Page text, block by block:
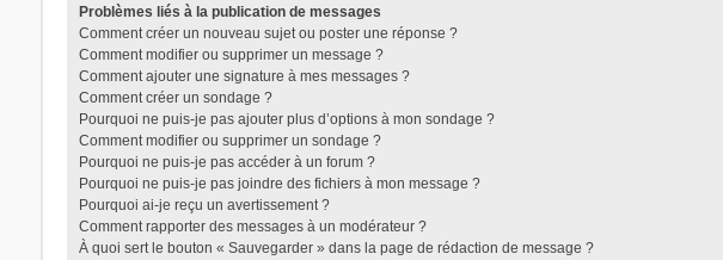
Problèmes liés à la publication de messages
Comment créer un nouveau sujet ou poster une réponse ?
Comment modifier ou supprimer un message ?
Comment ajouter une signature à mes messages ?
Comment créer un sondage ?
Pourquoi ne puis-je pas ajouter plus d’options à mon sondage ?
Comment modifier ou supprimer un sondage ?
Pourquoi ne puis-je pas accéder à un forum ?
Pourquoi ne puis-je pas joindre des fichiers à mon message ?
Pourquoi ai-je reçu un avertissement ?
Comment rapporter des messages à un modérateur ?
À quoi sert le bouton « Sauvegarder » dans la page de rédaction de message ?